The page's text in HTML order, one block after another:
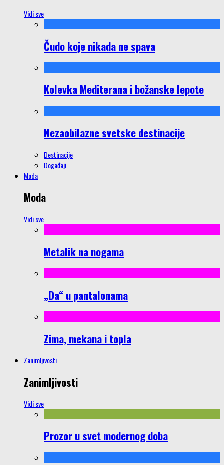
Vidi sve
Čudo koje nikada ne spava
Kolevka Mediterana i božanske lepote
Nezaobilazne svetske destinacije
Destinacije
Događaji
Moda
Moda
Vidi sve
Metalik na nogama
„Da“ u pantalonama
Zima, mekana i topla
Zanimljivosti
Zanimljivosti
Vidi sve
Prozor u svet modernog doba